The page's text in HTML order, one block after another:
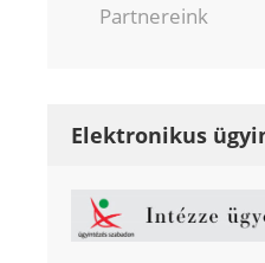
Partnereink
Elektronikus